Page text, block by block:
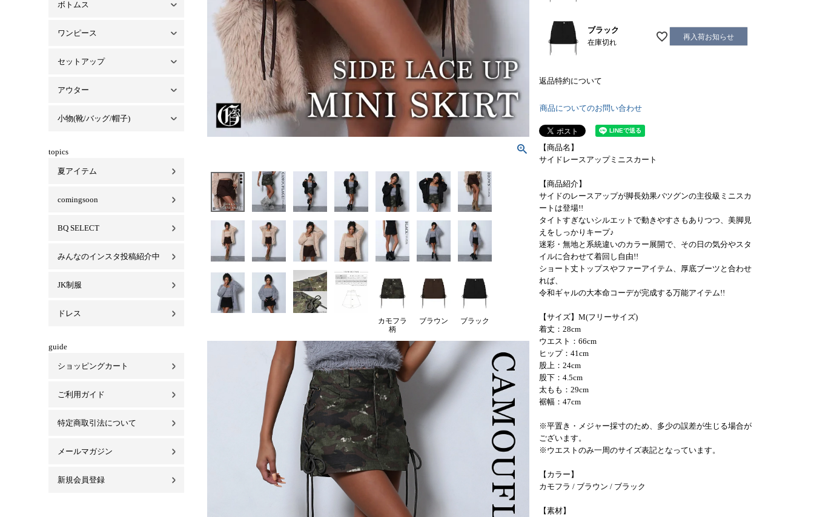
トップス一覧
ベアトップ・インナー
シャツ/ブラウス
パーカー
ボトムス
ボトムス一覧
パンツ
スカート
デニム
ワンピース
ワンピース一覧
ミニワンピ
ロングワンピ
オールインワン
セットアップ
セットアップ一覧
パーカーセットアップ
Tシャツセットアップ
スカートセットアップ
ベロアセットアップ
アウター
アウター一覧
コート
ジャケット
ブルゾン/MA-1
小物(靴/バッグ/帽子)
小物(靴/バッグ/帽子)一覧
バッグ
キャップ/ハット
靴ビキニ
マスク
topics
夏アイテム
comingsoon
BQ SELECT
みんなのインスタ投稿紹介中
JK制服
ドレス
guide
ショッピングカート
ご利用ガイド
特定商取引法について
メールマガジン
新規会員登録
カモフラ
柄
ブラウン ブラック
ブラック
在庫切れ
再入荷お知らせ
返品特約について
商品についてのお問い合わせ
【商品名】
サイドレースアップミニスカート
【商品紹介】
サイドのレースアップが脚長効果バツグンの主役級ミニスカ
ートは登場!!
タイトすぎないシルエットで動きやすさもありつつ、美脚見
えをしっかりキープ♪
迷彩・無地と系統違いのカラー展開で、その日の気分やスタ
イルに合わせて着回し自由!!
ショート丈トップスやファーアイテム、厚底ブーツと合わせ
れば、
令和ギャルの大本命コーデが完成する万能アイテム!!
【サイズ】M(フリーサイズ)
着丈：28cm
ウエスト：66cm
ヒップ：41cm
股上：24cm
股下：4.5cm
太もも：29cm
裾幅：47cm
※平置き・メジャー採寸のため、多少の誤差が生じる場合が
ございます。
※ウエストのみ一周のサイズ表記となっています。
【カラー】
カモフラ / ブラウン / ブラック
【素材】